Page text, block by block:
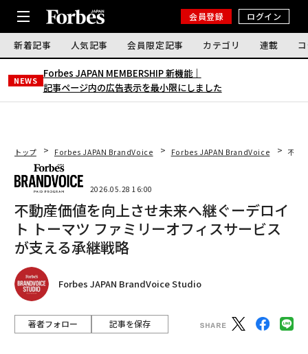
会員登録 ログイン
新着記事 人気記事 会員限定記事 カテゴリ 連載
NEWS
Forbes JAPAN MEMBERSHIP 新機能｜
記事ページ内の広告表示を最小限にしました
トップ Forbes JAPAN BrandVoice Forbes JAPAN BrandVoice 不動
2026.05.28 16:00
不動産価値を向上させ未来へ継ぐーデロイ
ト トーマツ ファミリーオフィスサービス
が支える承継戦略
Forbes JAPAN BrandVoice Studio
著者フォロー 記事を保存